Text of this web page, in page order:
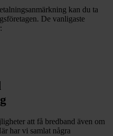
kan du ta
De vanligaste
att få bredband även om
har vi samlat några